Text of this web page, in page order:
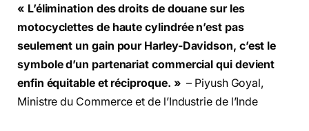
« L’élimination des droits de douane sur les
motocyclettes de haute cylindrée n’est pas
seulement un gain pour Harley-Davidson, c’est le
symbole d’un partenariat commercial qui devient
enfin équitable et réciproque. » – Piyush Goyal,
Ministre du Commerce et de l’Industrie de l’Inde